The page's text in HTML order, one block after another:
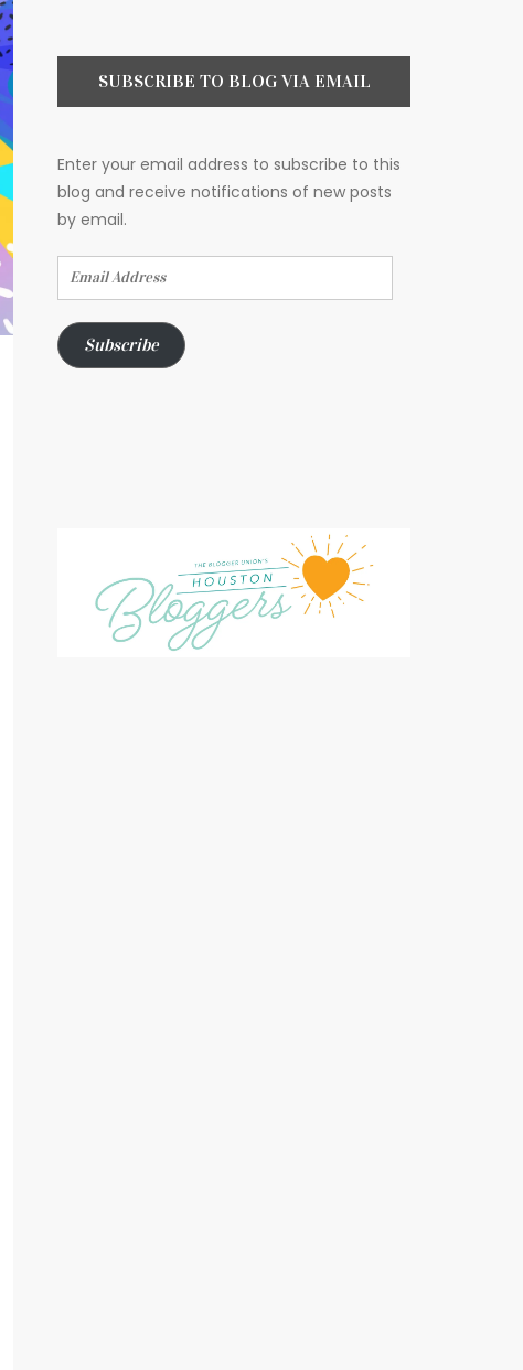
SUBSCRIBE TO BLOG VIA EMAIL
Enter your email address to subscribe to this
blog and receive notifications of new posts
by email.
Email
Address
Subscribe